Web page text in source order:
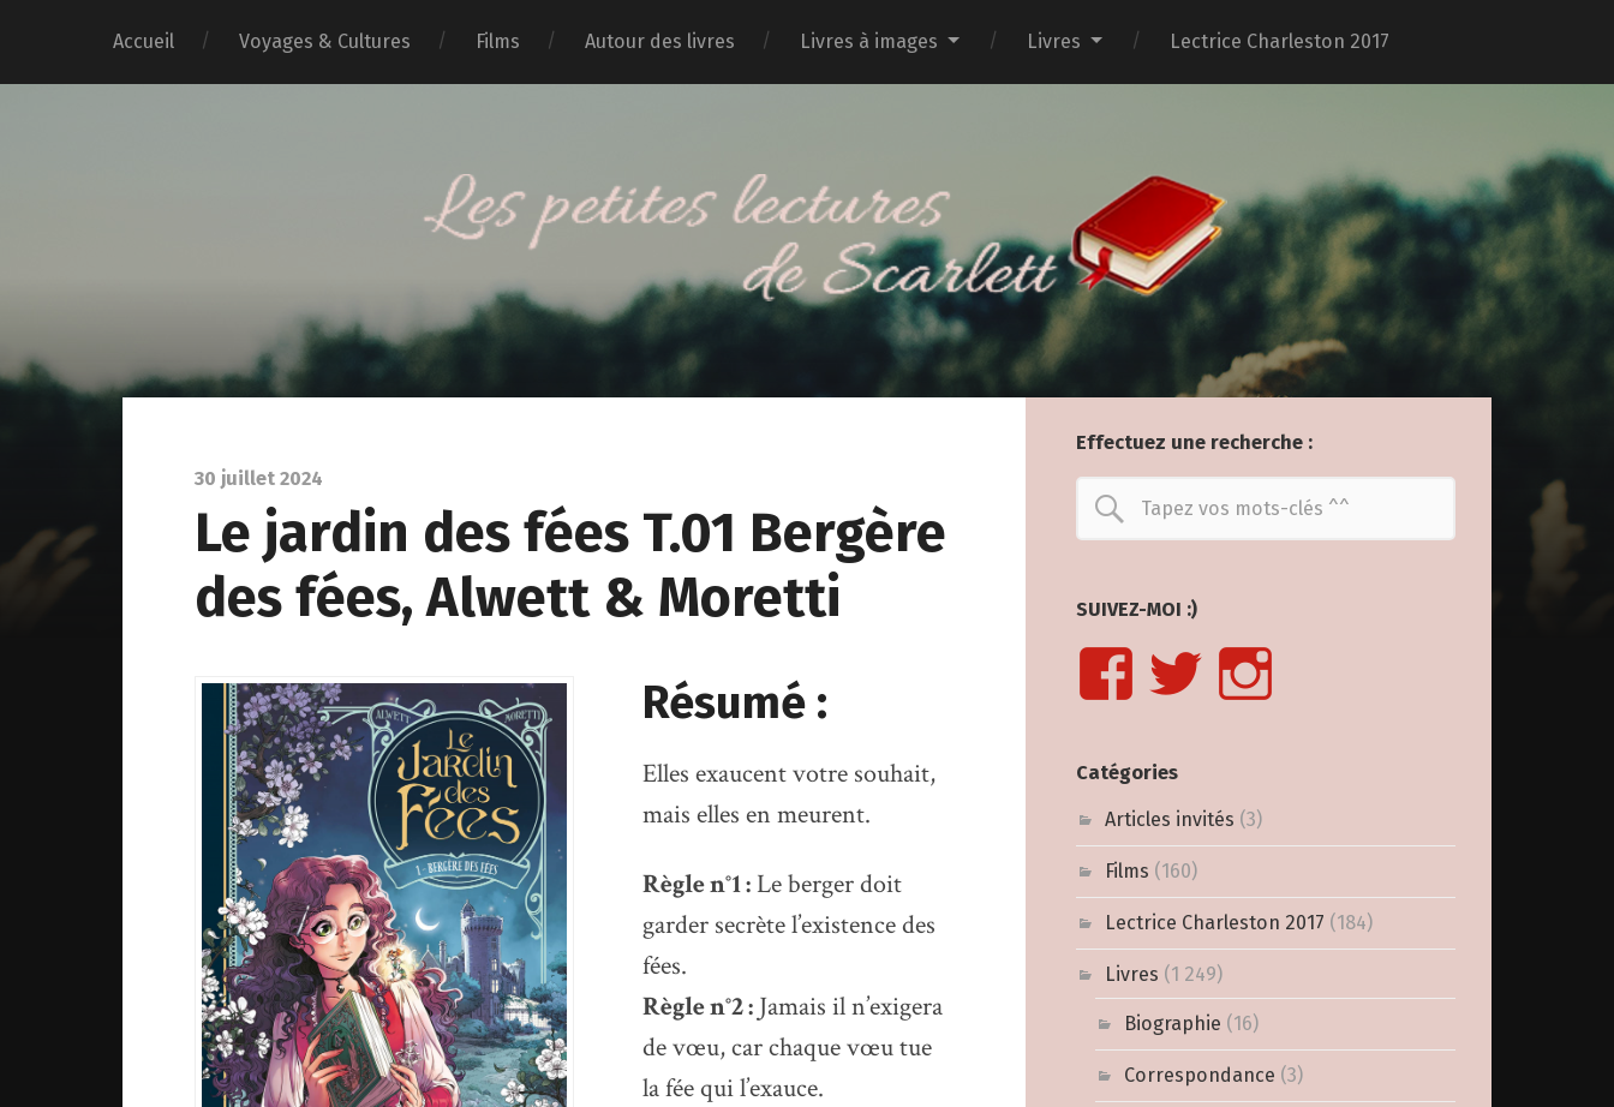
Accueil Voyages & Cultures Films Autour des livres Livres à images Livres Lectrice Charleston 2017
Effectuez une recherche :
SUIVEZ-MOI :)
Catégories
Articles invités (3)
Films (160)
Lectrice Charleston 2017 (184)
Livres (1 249)
Biographie (16)
Correspondance (3)
30 juillet 2024
Le jardin des fées T.01 Bergère
des fées, Alwett & Moretti
Résumé :
Elles exaucent votre souhait,
mais elles en meurent.
Règle n°1 :Le berger doit
garder secrète l’existence des
fées.
Règle n°2 :Jamais il n’exigera
de vœu, car chaque vœu tue
la fée qui l’exauce.